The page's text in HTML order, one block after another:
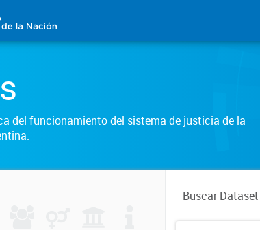
del funcionamiento del sistema de justicia de la